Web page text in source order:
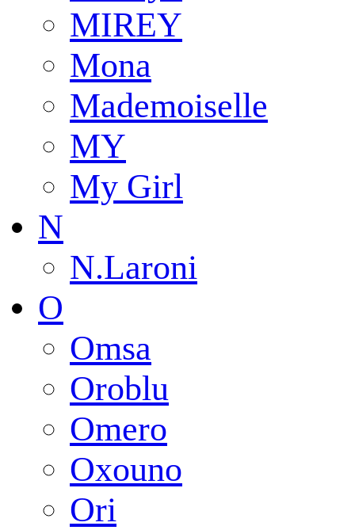
MIREY
Mona
Mademoiselle
MY
My Girl
N
N.Laroni
O
Omsa
Oroblu
Omero
Oxouno
Ori